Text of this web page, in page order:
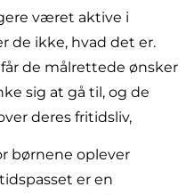
været aktive i
de ikke, hvad det er.
de målrettede ønsker
sig at gå til, og de
deres fritidsliv,
børnene oplever
er en